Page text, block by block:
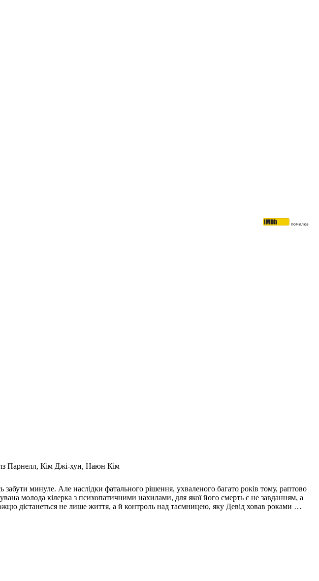
Парнелл, Кім Джі-хун, Наюн Кім
минуле. Але наслідки фатального рішення, ухваленого багато років тому, раптово
молода кілерка з психопатичними нахилами, для якої його смерть є не завданням, а
дістанеться не лише життя, а й контроль над таємницею, яку Девід ховав роками …